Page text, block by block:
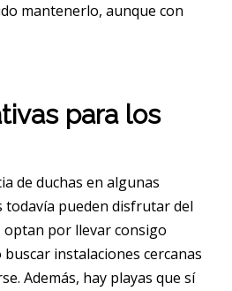
mantenerlo, aunque con
para los
de duchas en algunas
todavía pueden disfrutar del
optan por llevar consigo
buscar instalaciones cercanas
Además, hay playas que sí